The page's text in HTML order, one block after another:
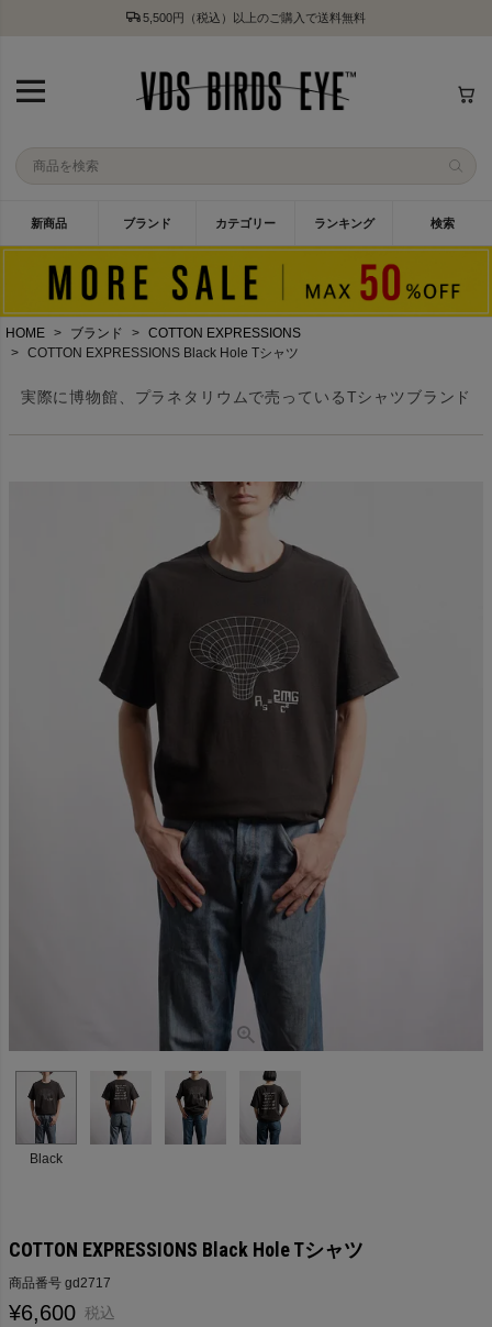
5,500円（税込）以上のご購入で送料無料
新商品 ブランド カテゴリー ランキング 検索
HOME ブランド
COTTON EXPRESSIONS
COTTON EXPRESSIONS Black Hole Tシャツ
実際に博物館、プラネタリウムで売っているTシャツブランド
Black
COTTON EXPRESSIONS Black Hole Tシャツ
商品番号 gd2717
¥6,600 税込